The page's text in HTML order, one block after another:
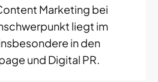
Marketing bei
liegt im
in den
und Digital PR.